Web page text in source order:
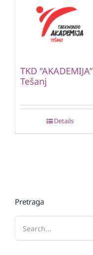
TKD “AKADEMIJA”
Tešanj
Details
Pretraga